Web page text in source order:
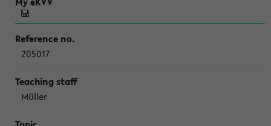
205017
Müller